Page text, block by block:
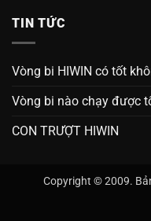
TIN TỨC
Vòng bi HIWIN có tốt
Vòng bi nào chạy được
CON TRƯỢT HIWIN
Copyright © 2009.